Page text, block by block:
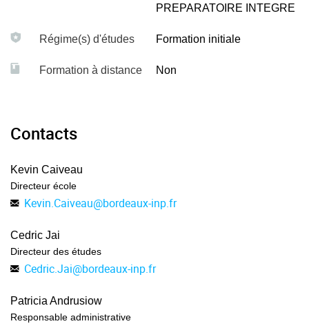
large place. Il est conçu pour donner aux élèves une
Pour en savoir plus,
PREPARATOIRE INTEGRE
Régime(s) d'études Formation initiale
Formation à distance Non
Contacts
Kevin Caiveau
Directeur école
Kevin.Caiveau@bordeaux-inp.fr
Cedric Jai
Directeur des études
Cedric.Jai@bordeaux-inp.fr
Patricia Andrusiow
Responsable administrative